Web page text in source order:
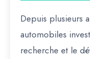
Depuis plusieurs
automobiles
recherche et le